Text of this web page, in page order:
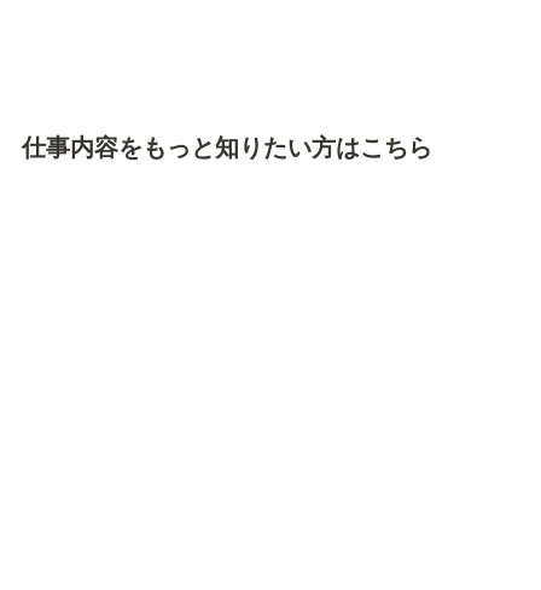
仕事内容をもっと知りたい方はこちら